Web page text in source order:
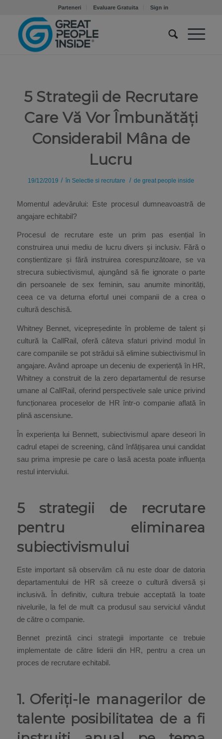
Parteneri Evaluare Gratuita Sign in
5 Strategii de Recrutare
Care Vă Vor Îmbunătăți
Considerabil Mâna de
Lucru
19/12/2019 / în Selectie si recrutare / de great people inside
Momentul adevărului: Este procesul dumneavoastră de
angajare echitabil?
Procesul de recrutare este un prim pas esențial în
construirea unui mediu de lucru divers și inclusiv. Fără o
conștientizare și fără instruirea corespunzătoare, se va
strecura subiectivismul, ajungând să fie ignorate o parte
din persoanele de sex feminin, sau anumite minorități,
ceea ce va deturna efortul unei companii de a crea o
cultură deschisă.
Whitney Bennet, vicepreședinte în probleme de talent și
cultură la CallRail, oferă câteva sfaturi privind modul în
care companiile se pot strădui să elimine subiectivismul în
angajare. Având aproape un deceniu de experiență în HR,
Whitney a construit de la zero departamentul de resurse
umane al CallRail, oferind perspectivele sale unice privind
funcționarea proceselor de HR într-o companie aflată în
plină ascensiune.
În experiența lui Bennett, subiectivismul apare deseori în
cadrul etapei de screening, când înfățișarea unui candidat
sau prima impresie pe care o lasă acesta poate influența
restul interviului.
5 strategii de recrutare
pentru eliminarea
subiectivismului
Este important să observăm că nu este doar de datoria
departamentului de HR să creeze o cultură diversă și
inclusivă. În definitiv, cultura trebuie acceptată la toate
nivelurile, la fel de mult ca produsul sau serviciul vândut
de către o companie.
Bennet prezintă cinci strategii importante ce trebuie
implementate de către liderii din HR, pentru a crea un
proces de recrutare echitabil.
1. Oferiți-le managerilor de
talente posibilitatea de a fi